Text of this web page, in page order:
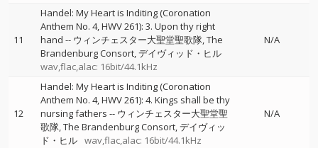
11
Handel: My Heart is Inditing (Coronation
Anthem No. 4, HWV 261): 3. Upon thy right
hand -- ウィンチェスター大聖堂聖歌隊 The
Brandenburg Consort デイヴィッド・ヒル
wav,flac,alac: 16bit/44.1kHz
N/A
12
Handel: My Heart is Inditing (Coronation
Anthem No. 4, HWV 261): 4. Kings shall be thy
nursing fathers -- ウィンチェスター大聖堂聖
歌隊 The Brandenburg Consort デイヴィッ
ド・ヒル wav,flac,alac: 16bit/44.1kHz
N/A